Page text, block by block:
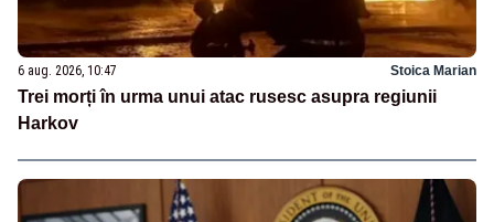
6 aug. 2026, 10:47 Stoica Marian
Trei morți în urma unui atac rusesc asupra regiunii
Harkov